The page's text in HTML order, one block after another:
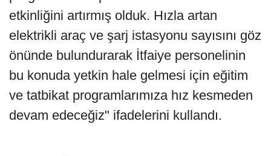
etkinliğini artırmış olduk. Hızla artan
elektrikli araç ve şarj istasyonu sayısını göz
önünde bulundurarak İtfaiye personelinin
bu konuda yetkin hale gelmesi için eğitim
ve tatbikat programlarımıza hız kesmeden
devam edeceğiz" ifadelerini kullandı.